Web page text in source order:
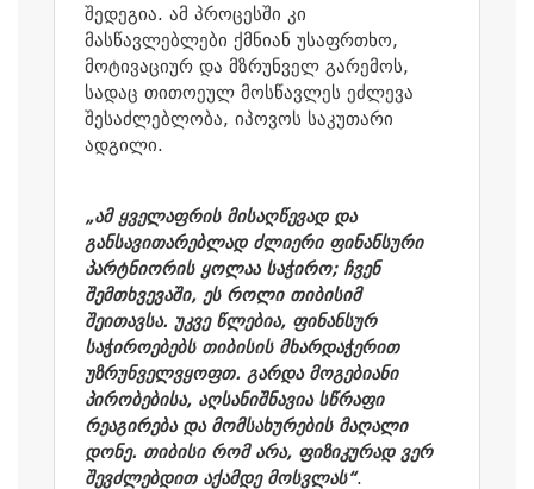
შედეგია. ამ პროცესში კი
მასწავლებლები ქმნიან უსაფრთხო,
მოტივაციურ და მზრუნველ გარემოს,
სადაც თითოეულ მოსწავლეს ეძლევა
შესაძლებლობა, იპოვოს საკუთარი
ადგილი.
„ამ ყველაფრის მისაღწევად და
განსავითარებლად ძლიერი ფინანსური
პარტნიორის ყოლაა საჭირო; ჩვენ
შემთხვევაში, ეს როლი თიბისიმ
შეითავსა. უკვე წლებია, ფინანსურ
საჭიროებებს თიბისის მხარდაჭერით
უზრუნველვყოფთ. გარდა მოგებიანი
პირობებისა, აღსანიშნავია სწრაფი
რეაგირება და მომსახურების მაღალი
დონე. თიბისი რომ არა, ფიზიკურად ვერ
შევძლებდით აქამდე მოსვლას“.